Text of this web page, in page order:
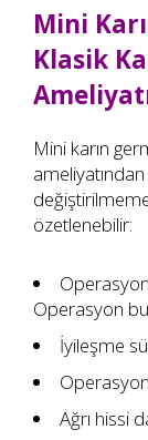
Mini
Klasik
Mini karın
özetlenebilir:
Operasyon bu
İyileşme
Ağrı hissi